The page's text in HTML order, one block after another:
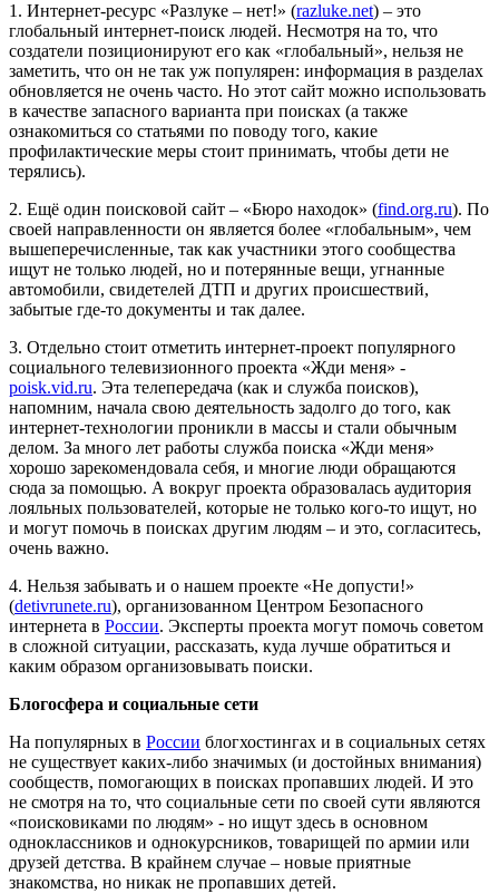
1. Интернет-ресурс «Разлуке – нет!» (razluke.net) – это
глобальный интернет-поиск людей. Несмотря на то, что
создатели позиционируют его как «глобальный», нельзя не
заметить, что он не так уж популярен: информация в разделах
обновляется не очень часто. Но этот сайт можно использовать
в качестве запасного варианта при поисках (а также
ознакомиться со статьями по поводу того, какие
профилактические меры стоит принимать, чтобы дети не
терялись).
2. Ещё один поисковой сайт – «Бюро находок» (find.org.ru). По
своей направленности он является более «глобальным», чем
вышеперечисленные, так как участники этого сообщества
ищут не только людей, но и потерянные вещи, угнанные
автомобили, свидетелей ДТП и других происшествий,
забытые где-то документы и так далее.
3. Отдельно стоит отметить интернет-проект популярного
социального телевизионного проекта «Жди меня» -
poisk.vid.ru. Эта телепередача (как и служба поисков),
напомним, начала свою деятельность задолго до того, как
интернет-технологии проникли в массы и стали обычным
делом. За много лет работы служба поиска «Жди меня»
хорошо зарекомендовала себя, и многие люди обращаются
сюда за помощью. А вокруг проекта образовалась аудитория
лояльных пользователей, которые не только кого-то ищут, но
и могут помочь в поисках другим людям – и это, согласитесь,
очень важно.
4. Нельзя забывать и о нашем проекте «Не допусти!»
(detivrunete.ru), организованном Центром Безопасного
интернета в России. Эксперты проекта могут помочь советом
в сложной ситуации, рассказать, куда лучше обратиться и
каким образом организовывать поиски.
Блогосфера и социальные сети
На популярных в России блогхостингах и в социальных сетях
не существует каких-либо значимых (и достойных внимания)
сообществ, помогающих в поисках пропавших людей. И это
не смотря на то, что социальные сети по своей сути являются
«поисковиками по людям» - но ищут здесь в основном
одноклассников и однокурсников, товарищей по армии или
друзей детства. В крайнем случае – новые приятные
знакомства, но никак не пропавших детей.